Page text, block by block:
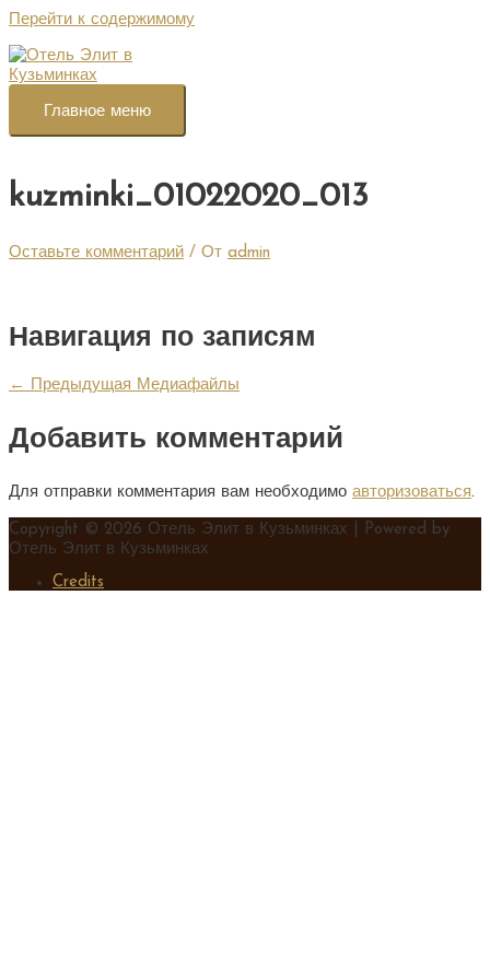
Перейти к содержимому
Главное меню
kuzminki_01022020_013
Оставьте комментарий / От admin
Навигация по записям
← Предыдущая Медиафайлы
Добавить комментарий
Для отправки комментария вам необходимо авторизоваться.
Copyright © 2026 Отель Элит в Кузьминках | Powered by
Отель Элит в Кузьминках
Credits